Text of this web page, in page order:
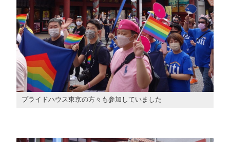
プライドハウス東京の方々も参加していました